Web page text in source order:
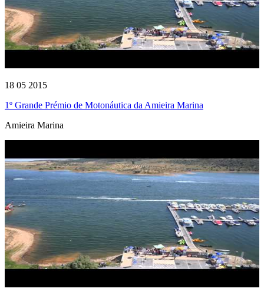
18 05 2015
1º Grande Prémio de Motonáutica da Amieira Marina
Amieira Marina